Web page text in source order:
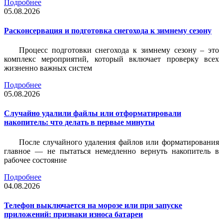
Подробнее
05.08.2026
Расконсервация и подготовка снегохода к зимнему сезону
Процесс подготовки снегохода к зимнему сезону – это
комплекс мероприятий, который включает проверку всех
жизненно важных систем
Подробнее
05.08.2026
Случайно удалили файлы или отформатировали
накопитель: что делать в первые минуты
После случайного удаления файлов или форматирования
главное — не пытаться немедленно вернуть накопитель в
рабочее состояние
Подробнее
04.08.2026
Телефон выключается на морозе или при запуске
приложений: признаки износа батареи